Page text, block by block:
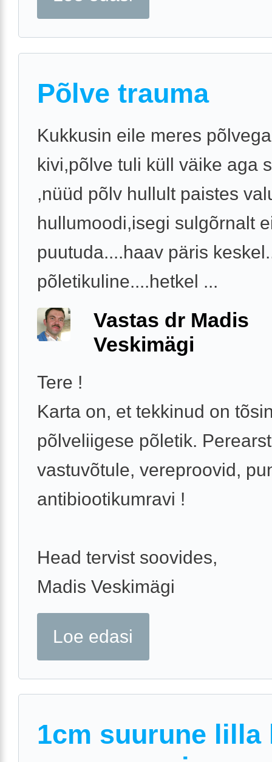
Põlve trauma
Kukkusin eile meres
kivi,põlve tuli küll väike aga
,nüüd põlv hullult paistes
hullumoodi,isegi sulgõrnalt
puutuda....haav päris
põletikuline....hetkel ...
Vastas dr Madis
Veskimägi
Tere !
Karta on, et tekkinud on
põlveliigese põletik.
vastuvõtule, vereproovid,
antibiootikumravi !
Head tervist soovides,
Madis Veskimägi
Loe edasi
1cm suurune lilla